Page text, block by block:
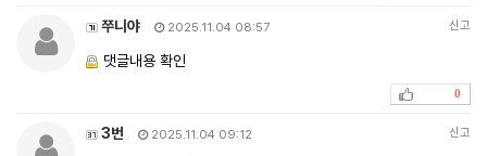
쭈니야 2025.11.04 08:57 신고
댓글내용 확인
0
3번 2025.11.04 09:12 신고